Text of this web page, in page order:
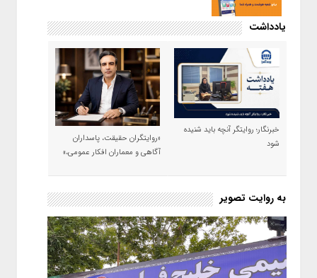
یادداشت
خبرنگار؛ روایتگر آنچه باید شنیده
شود
«روایتگران حقیقت، پاسداران
آگاهی و معماران افکار عمومی،»
به روایت تصویر